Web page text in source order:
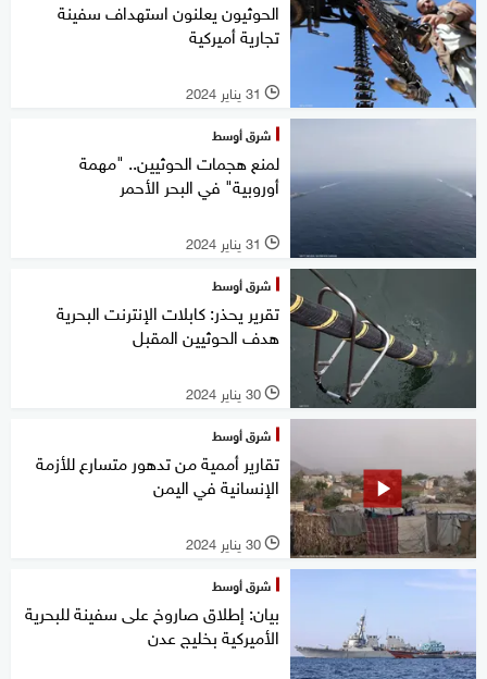
الحوثيون يعلنون استهداف سفينة
تجارية أميركية
l 31 يناير 2024
شرق أوسط
لمنع هجمات الحوثيين.. "مهمة
أوروبية" في البحر الأحمر
l 31 يناير 2024
شرق أوسط
تقرير يحذر: كابلات الإنترنت البحرية
هدف الحوثيين المقبل
l 30 يناير 2024
شرق أوسط
تقارير أممية من تدهور متسارع للأزمة
الإنسانية في اليمن
l 30 يناير 2024
شرق أوسط
بيان: إطلاق صاروخ على سفينة للبحرية
الأميركية بخليج عدن